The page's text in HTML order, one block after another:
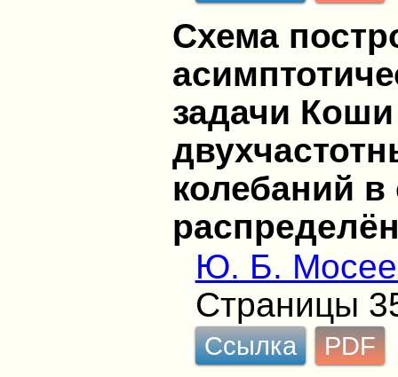
Схема
задачи
колебаний в
Ю. Б.
Страницы
Ссылка PDF